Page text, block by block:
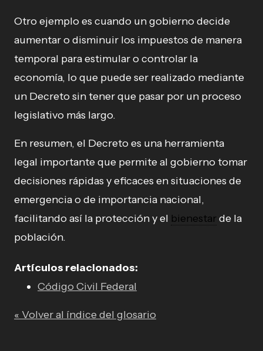
Otro ejemplo es cuando un gobierno decide
aumentar o disminuir los impuestos de manera
temporal para estimular o controlar la
economía, lo que puede ser realizado mediante
un Decreto sin tener que pasar por un proceso
legislativo más largo.
En resumen, el Decreto es una herramienta
legal importante que permite al gobierno tomar
decisiones rápidas y eficaces en situaciones de
emergencia o de importancia nacional,
facilitando así la protección y el bienestar de la
población.
Artículos relacionados:
Código Civil Federal
« Volver al índice del glosario